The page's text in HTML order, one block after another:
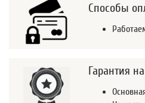
Способы
Гарантия